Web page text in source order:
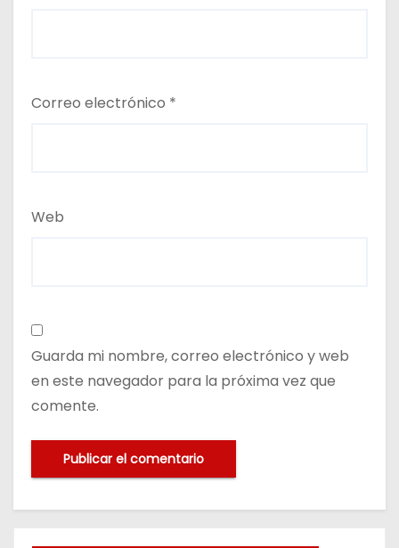
Correo electrónico *
Web
Guarda mi nombre, correo electrónico y web
en este navegador para la próxima vez que
comente.